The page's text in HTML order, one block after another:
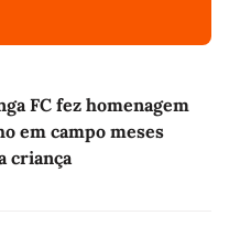
FC fez homenagem
em campo meses
criança